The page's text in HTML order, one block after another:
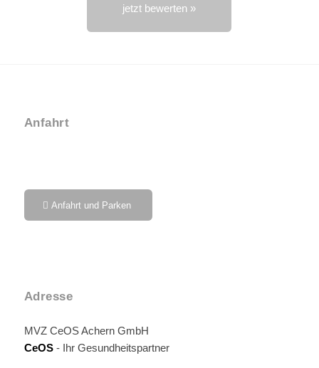
jetzt bewerten »
Anfahrt
Anfahrt und Parken
Adresse
MVZ CeOS Achern GmbH
CeOS- Ihr Gesundheitspartner